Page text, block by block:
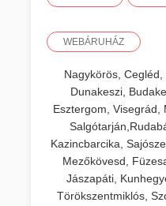
WEBÁRUHÁZ
Nagykörös,
Dunakeszi,
Esztergom, Visegrád,
Kazincbarcika,
Mezőkövesd,
Jászapáti,
Törökszentmiklós,